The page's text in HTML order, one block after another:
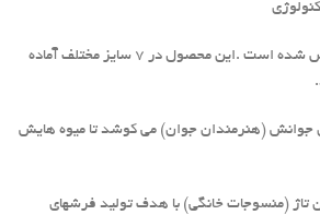
روز دنیا ( چاپ بر بافت ) اقباض شده است .این محصول در 7 سایز مختلف آماده
جوانش (هنرمندان جوان) می کوشد تا میوه هایش
تاژ (منسوجات خانگی) با هدف تولید فرشهای